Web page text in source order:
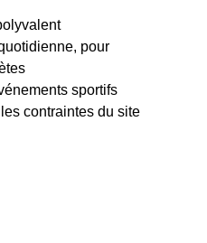
pour
sportifs
contraintes du site